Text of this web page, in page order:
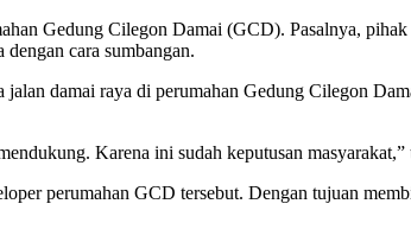
Gedung Cilegon Damai (GCD). Pasalnya,
cara sumbangan.
damai raya di perumahan Gedung Cilegon
Karena ini sudah keputusan masyarakat,”
perumahan GCD tersebut. Dengan tujuan